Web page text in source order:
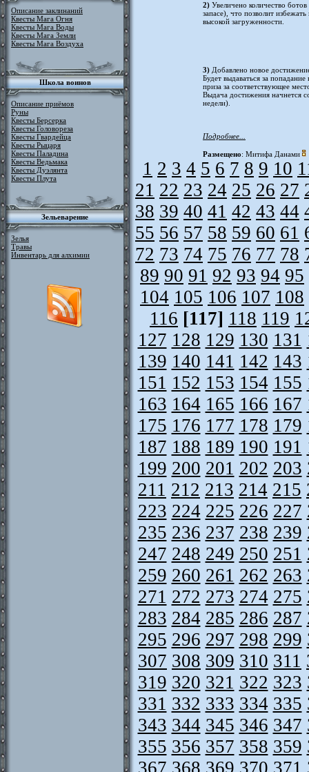
Описание заклинаний
Квесты Мага Огня
Квесты Мага Воды
Квесты Мага Земли
Квесты Мага Воздуха
Школа воинов
Описание приёмов
Руны
Квесты Берсерка
Квесты Головореза
Квесты Гвардейца
Квесты Рыцаря
Квесты Паладина
Квесты Ведьмака
Квесты Дуэлянта
Квесты Плута
Зельеварение
Зелья
Травы
Инвентарь для алхимии
2) Увеличено количество
запасе), что позволит
высокой загруженности.
3) Добавлено новое
Будет выдаваться за
приза за соответствующее
Выдача достижения начнется
недели).
Подробнее...
Размещено: Митифа Данами
1 2 3 4 5 6 7 8 9 10
21 22 23 24 25 26 27
38 39 40 41 42 43 44
55 56 57 58 59 60 61
72 73 74 75 76 77 78
89 90 91 92 93 94 95
104 105 106 107 108
116 [117] 118 119
127 128 129 130 131
139 140 141 142 143
151 152 153 154 155
163 164 165 166 167
175 176 177 178 179
187 188 189 190 191
199 200 201 202 203
211 212 213 214 215
223 224 225 226 227
235 236 237 238 239
247 248 249 250 251
259 260 261 262 263
271 272 273 274 275
283 284 285 286 287
295 296 297 298 299
307 308 309 310 311
319 320 321 322 323
331 332 333 334 335
343 344 345 346 347
355 356 357 358 359
367 368 369 370 371